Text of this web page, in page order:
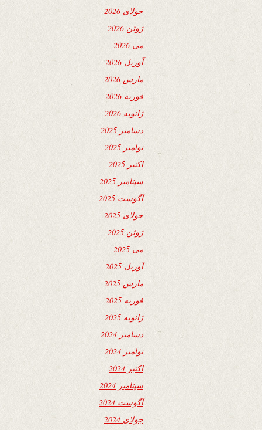
جولای 2026
ژوئن 2026
می 2026
آوریل 2026
مارس 2026
فوریه 2026
ژانویه 2026
دسامبر 2025
نوامبر 2025
اکتبر 2025
سپتامبر 2025
آگوست 2025
جولای 2025
ژوئن 2025
می 2025
آوریل 2025
مارس 2025
فوریه 2025
ژانویه 2025
دسامبر 2024
نوامبر 2024
اکتبر 2024
سپتامبر 2024
آگوست 2024
جولای 2024